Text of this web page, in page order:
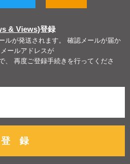
& Views)登録
ルが発送されます。 確認メールが届か
ールアドレスが
、 再度ご登録手続きを行ってくださ
登 録